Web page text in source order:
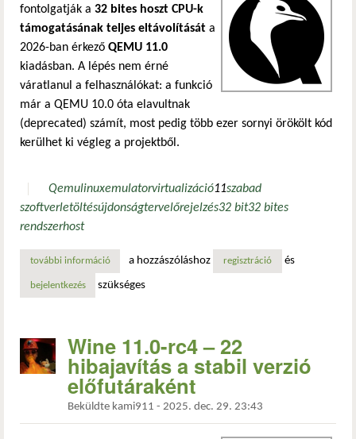
fontolgatják a 32 bites hoszt CPU-k
támogatásának teljes eltávolítását a
2026-ban érkező QEMU 11.0
kiadásban. A lépés nem érné
váratlanul a felhasználókat: a funkció
már a QEMU 10.0 óta elavultnak
(deprecated) számít, most pedig több ezer sornyi örökölt kód
kerülhet ki végleg a projektből.
Qemulinuxemulatorvirtualizáció11szabad
szoftverletöltésújdonságtervelőrejelzés32 bit32 bites
rendszerhost
további információa qemu 11.0 végleg megszüntetheti a 32 bites hoszt cpu-
a hozzászóláshoz regisztráció és
bejelentkezés szükséges
Wine 11.0-rc4 – 22
hibajavítás a stabil verzió
előfutáraként
Beküldte kami911 - 2025. dec. 29. 23:43